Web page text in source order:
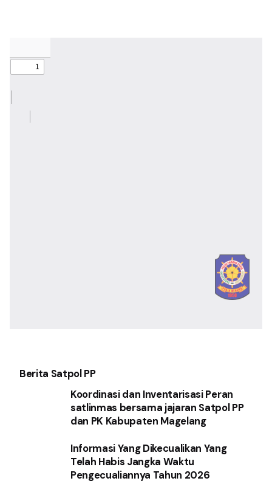
Berita Satpol PP
Koordinasi dan Inventarisasi Peran
satlinmas bersama jajaran Satpol PP
dan PK Kabupaten Magelang
Informasi Yang Dikecualikan Yang
Telah Habis Jangka Waktu
Pengecualiannya Tahun 2026